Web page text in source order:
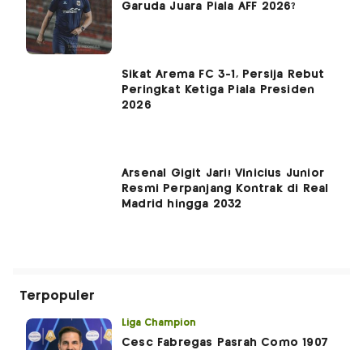
Garuda Juara Piala AFF 2026?
Sikat Arema FC 3-1, Persija Rebut
Peringkat Ketiga Piala Presiden
2026
Arsenal Gigit Jari! Vinicius Junior
Resmi Perpanjang Kontrak di Real
Madrid hingga 2032
Terpopuler
Liga Champion
Cesc Fabregas Pasrah Como 1907